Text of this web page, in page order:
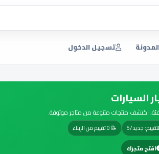
تسجيل الدخول
السيارات
اكتشف منتجات متنوعة من متاجر موثوقة.
جديد/5
📝 0 تقييم من الزبناء
افتح متجرك